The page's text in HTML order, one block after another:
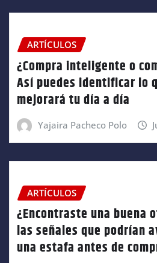
ARTÍCULOS
¿Compra inteligente o
Así puedes identificar lo
mejorará tu día a día
Yajaira Pacheco Polo
ARTÍCULOS
¿Encontraste una buena
las señales que podrían
una estafa antes de